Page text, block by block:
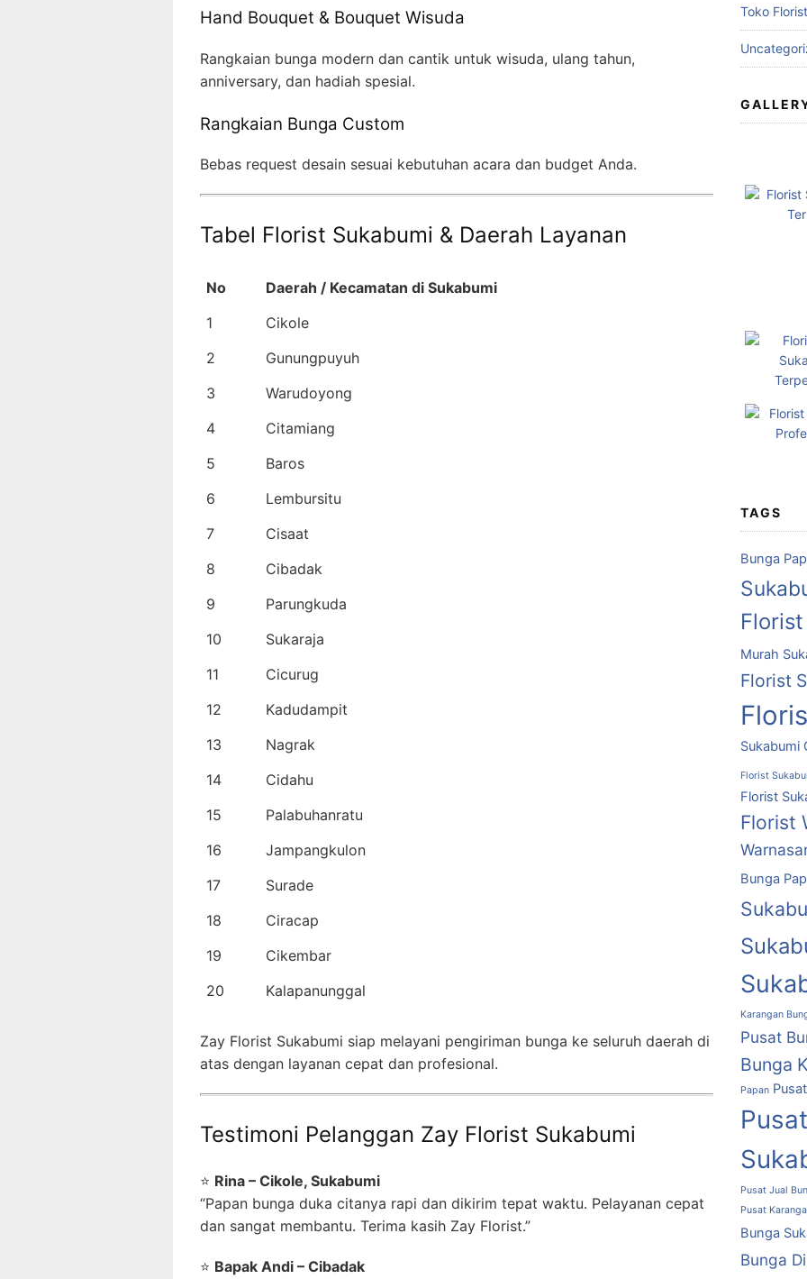
Hand Bouquet & Bouquet Wisuda
Rangkaian bunga modern dan cantik untuk wisuda, ulang tahun,
anniversary, dan hadiah spesial.
Rangkaian Bunga Custom
Bebas request desain sesuai kebutuhan acara dan budget Anda.
Tabel Florist Sukabumi & Daerah Layanan
No
Daerah / Kecamatan di Sukabumi
1
Cikole
2
Gunungpuyuh
3
Warudoyong
4
Citamiang
5
Baros
6
Lembursitu
7
Cisaat
8
Cibadak
9
Parungkuda
10
Sukaraja
11
Cicurug
12
Kadudampit
13
Nagrak
14
Cidahu
15
Palabuhanratu
16
Jampangkulon
17
Surade
18
Ciracap
19
Cikembar
20
Kalapanunggal
Zay Florist Sukabumi siap melayani pengiriman bunga ke seluruh daerah di
atas dengan layanan cepat dan profesional.
Testimoni Pelanggan Zay Florist Sukabumi
⭐ Rina – Cikole, Sukabumi
“Papan bunga duka citanya rapi dan dikirim tepat waktu. Pelayanan cepat
dan sangat membantu. Terima kasih Zay Florist.”
⭐ Bapak Andi – Cibadak
Toko
TAGS
Bunga
Murah
Florist
Sukabumi
Florist
Florist
Florist
Bunga
Karangan
Pusat
Bunga
Papan
Pusat Jual
Pusat
Bunga
Bunga